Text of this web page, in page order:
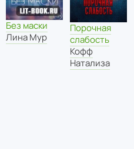
Без маски
Лина Мур
Порочная
слабость
Кофф
Натализа